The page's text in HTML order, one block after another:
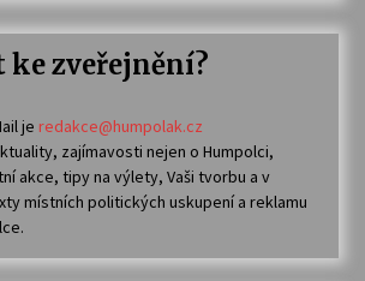
ke zveřejnění?
je redakce@humpolak.cz
zajímavosti nejen o Humpolci,
akce, tipy na výlety, Vaši tvorbu a v
místních politických uskupení a reklamu